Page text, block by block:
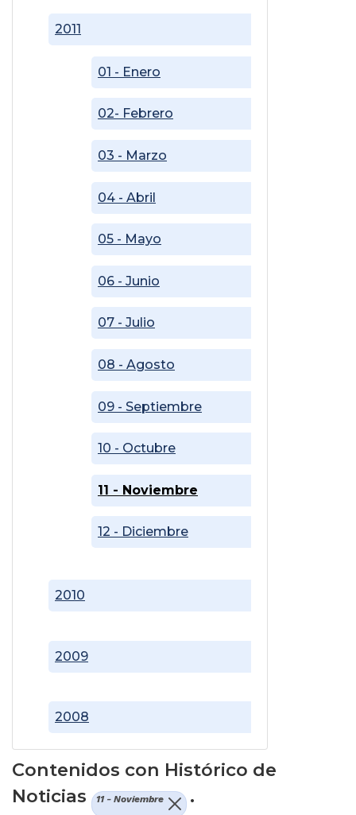
2008
2009
2010
2011
01 - Enero
02- Febrero
03 - Marzo
04 - Abril
05 - Mayo
06 - Junio
07 - Julio
08 - Agosto
09 - Septiembre
10 - Octubre
11 - Noviembre
12 - Diciembre
Contenidos con Histórico de
Noticias
11 - Noviembre .